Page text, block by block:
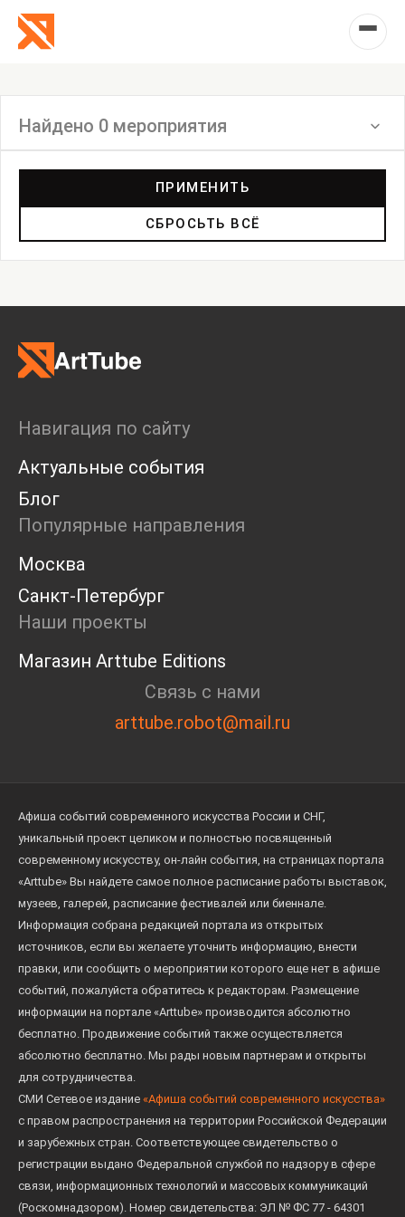
Найдено 0 мероприятия
Мастерские
Дискуссия
Пост-релиз
Маркет
Интервью
Open call
Экскурсия
Дискуссия
Cosmoscow 2024
Blazar 2024
Встречи
Круглый стол
ПРИМЕНИТЬ
СБРОСЬТЬ ВСЁ
Навигация по сайту
Актуальные события
Блог
Популярные направления
Москва
Санкт-Петербург
Наши проекты
Магазин Arttube Editions
Связь с нами
arttube.robot@mail.ru
Афиша событий современного искусства России и СНГ,
уникальный проект целиком и полностью посвященный
современному искусству, он-лайн события, на страницах портала
«Arttube» Вы найдете самое полное расписание работы выставок,
музеев, галерей, расписание фестивалей или биеннале.
Информация собрана редакцией портала из открытых
источников, если вы желаете уточнить информацию, внести
правки, или сообщить о мероприятии которого еще нет в афише
событий, пожалуйста обратитесь к редакторам. Размещение
информации на портале «Arttube» производится абсолютно
бесплатно. Продвижение событий также осуществляется
абсолютно бесплатно. Мы рады новым партнерам и открыты
для сотрудничества.
СМИ Сетевое издание «Афиша событий современного искусства»
с правом распространения на территории Российской Федерации
и зарубежных стран. Соответствующее свидетельство о
регистрации выдано Федеральной службой по надзору в сфере
связи, информационных технологий и массовых коммуникаций
(Роскомнадзором). Номер свидетельства: ЭЛ № ФС 77 - 64301